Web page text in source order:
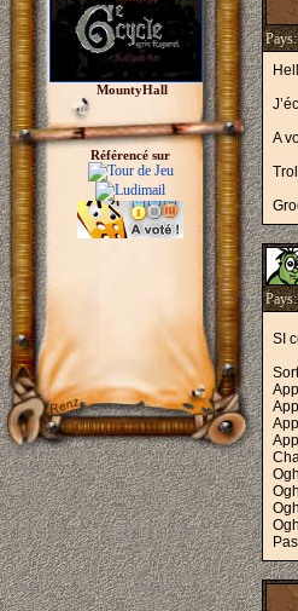
MountyHall
Référencé sur
A
SI